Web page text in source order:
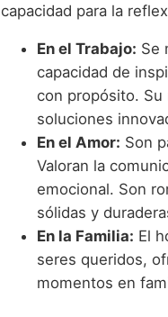
capacidad para la
En el Trabajo: Se
capacidad de
con propósito.
soluciones
En el Amor: Son
Valoran la
emocional. Son
sólidas y
En la Familia: El
seres queridos,
momentos en